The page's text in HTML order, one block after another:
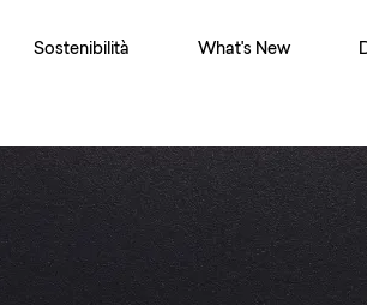
Sostenibilità What's New